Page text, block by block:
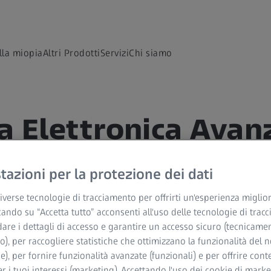
miopiaAltri ProdottiServiziChi siamo
Elettronica
per ridurre i consumi di
per la protezione dei dati
tecnologie di tracciamento per offrirti un'esperienza
su “Accetta tutto” acconsenti all'uso delle tecnologie di
i dettagli di accesso e garantire un accesso sicuro
per raccogliere statistiche che ottimizzano la funzionalità del
per fornire funzionalità avanzate (funzionali) e per offrire